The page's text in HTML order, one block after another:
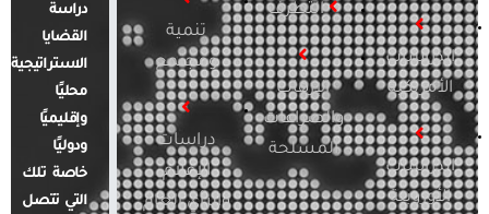
الدراسات
الأمريكية
الدراسات
الأوروبية
التطرف
الإرهاب
والصراعات
المسلحة
تنمية
ومجتمع
دراسات
الإعلام
والرأي العام
دراسة
القضايا
الاستراتيجية
محليًا
وإقليميًا
ودوليًا
خاصة تلك
التي تتصل